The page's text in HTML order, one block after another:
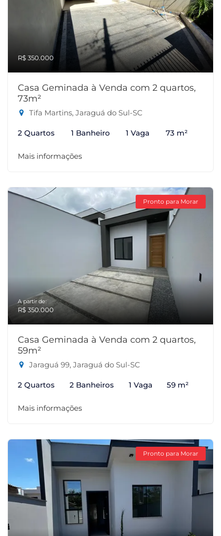
R$ 350.000
Casa Geminada à Venda com 2 quartos,
73m²
Tifa Martins, Jaraguá do Sul-SC
2 Quartos 1 Banheiro 1 Vaga 73 m²
Mais informações
Pronto para Morar
A partir de:
R$ 350.000
Casa Geminada à Venda com 2 quartos,
59m²
Jaraguá 99, Jaraguá do Sul-SC
2 Quartos 2 Banheiros 1 Vaga 59 m²
Mais informações
Pronto para Morar